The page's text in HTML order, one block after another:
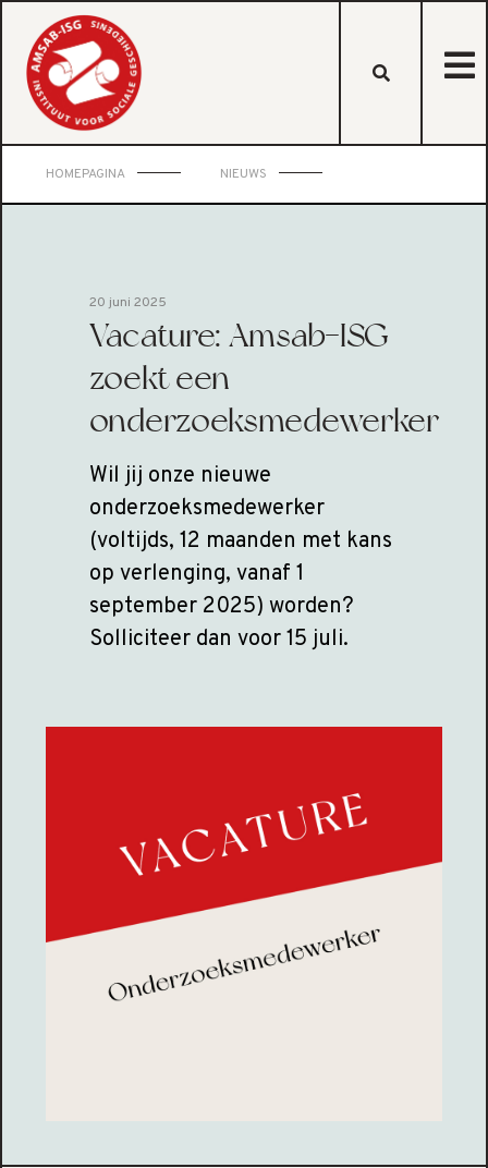
HOMEPAGINA NIEUWS
20 juni 2025
Vacature: Amsab-ISG
zoekt een
onderzoeksmedewerker
Wil jij onze nieuwe
onderzoeksmedewerker
(voltijds, 12 maanden met kans
op verlenging, vanaf 1
september 2025) worden?
Solliciteer dan voor 15 juli.